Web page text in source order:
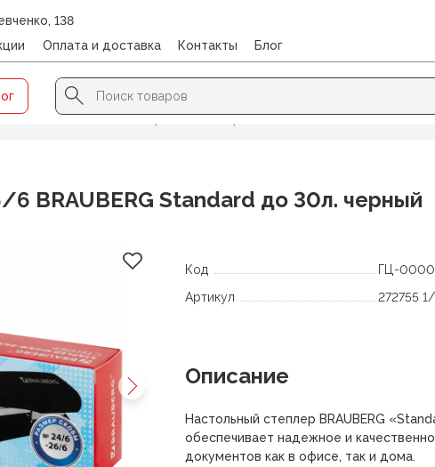
138
Оплата и доставка Контакты Блог
Search
for:
Search Button
/Степлеры/Степлер №24/6 26/6 BRAUBERG
BRAUBERG Standard до 30л. черный
Код
ГЦ-
Артикул
272755
Описание
Настольный степлер BRAUBERG
обеспечивает надежное и
документов как в офисе, так и дома.